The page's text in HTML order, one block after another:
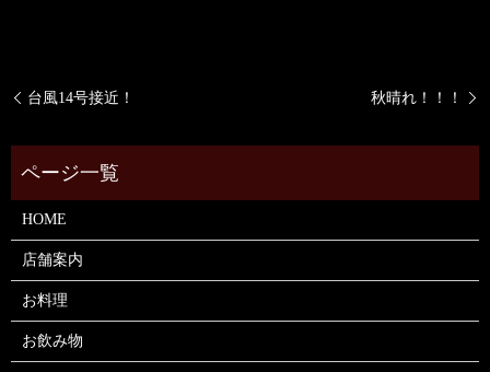
台風14号接近！ 秋晴れ！！！
HOME
店舗案内
お料理
お飲み物